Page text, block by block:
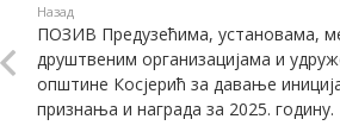
Назад
ПОЗИВ Предузећима, установама,
друштвеним организацијама и
општине Косјерић за давање
признања и награда за 2025. годину.